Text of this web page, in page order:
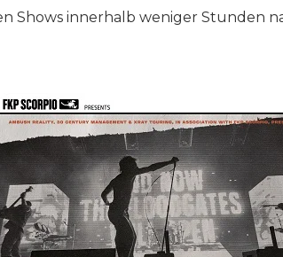
Shows innerhalb weniger Stunden